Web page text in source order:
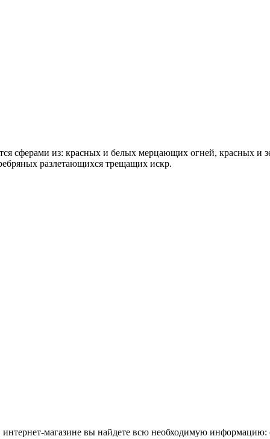
сферами из: красных и белых мерцающих огней, красных
разлетающихся трещащих искр.
магазине вы найдете всю необходимую информацию: